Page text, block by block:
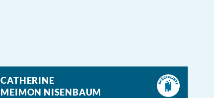
CATHERINE
MEIMON NISENBAUM